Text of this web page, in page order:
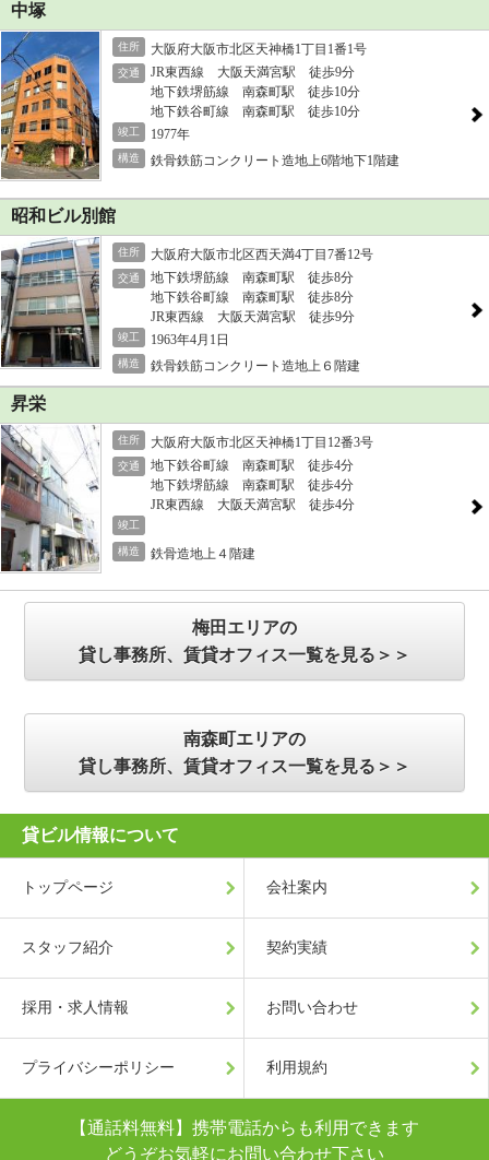
中塚
住所 大阪府大阪市北区天神橋1丁目1番1号
交通
JR東西線 大阪天満宮駅 徒歩9分
地下鉄堺筋線 南森町駅 徒歩10分
地下鉄谷町線 南森町駅 徒歩10分
竣工 1977年
構造 鉄骨鉄筋コンクリート造地上6階地下1階建
昭和ビル別館
住所 大阪府大阪市北区西天満4丁目7番12号
交通
地下鉄堺筋線 南森町駅 徒歩8分
地下鉄谷町線 南森町駅 徒歩8分
JR東西線 大阪天満宮駅 徒歩9分
竣工 1963年4月1日
構造 鉄骨鉄筋コンクリート造地上６階建
昇栄
住所 大阪府大阪市北区天神橋1丁目12番3号
交通
地下鉄谷町線 南森町駅 徒歩4分
地下鉄堺筋線 南森町駅 徒歩4分
JR東西線 大阪天満宮駅 徒歩4分
竣工
構造 鉄骨造地上４階建
梅田エリアの
貸し事務所、賃貸オフィス一覧を見る＞＞
南森町エリアの
貸し事務所、賃貸オフィス一覧を見る＞＞
貸ビル情報について
トップページ 会社案内
スタッフ紹介 契約実績
採用・求人情報 お問い合わせ
プライバシーポリシー 利用規約
【通話料無料】携帯電話からも利用できます
どうぞお気軽にお問い合わせ下さい